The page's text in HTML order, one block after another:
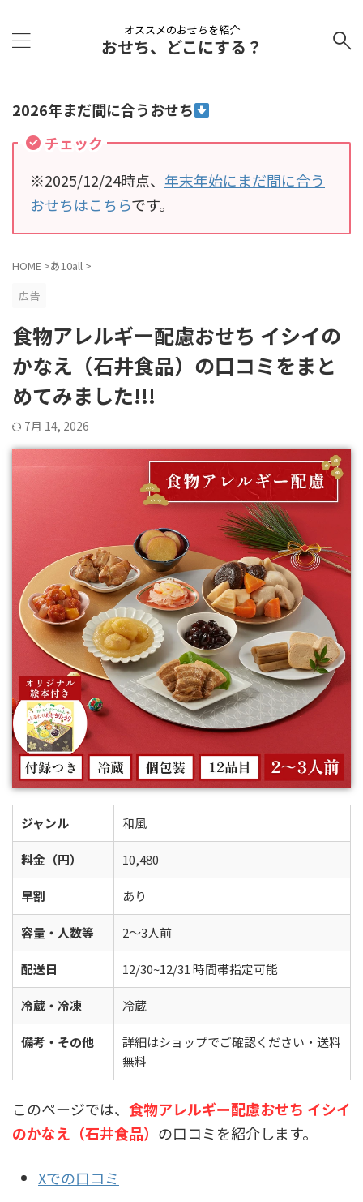
オススメのおせちを紹介
おせち、どこにする？
2026年まだ間に合うおせち
チェック
※2025/12/24時点、 年末年始にまだ間に合う
おせちはこちらです。
HOME >あ10all >
広告
食物アレルギー配慮おせち イシイの
かなえ（石井食品）の口コミをまと
めてみました!!!
7月 14, 2026
ジャンル 和風
料金（円） 10,480
早割 あり
容量・人数等 2〜3人前
配送日 12/30~12/31 時間帯指定可能
冷蔵・冷凍 冷蔵
備考・その他
詳細はショップでご確認ください・送料
無料
このページでは、 食物アレルギー配慮おせち イシイ
のかなえ（石井食品） の口コミを紹介します。
Xでの口コミ